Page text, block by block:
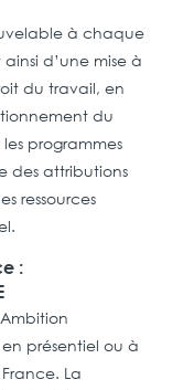
à chaque
d’une mise à
du travail, en
du
programmes
des attributions
ressources
:
présentiel ou à
La